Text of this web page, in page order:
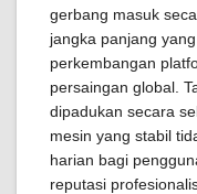
gerbang masuk
jangka panjang
perkembangan
persaingan global.
dipadukan secara
mesin yang stabil
harian bagi
reputasi